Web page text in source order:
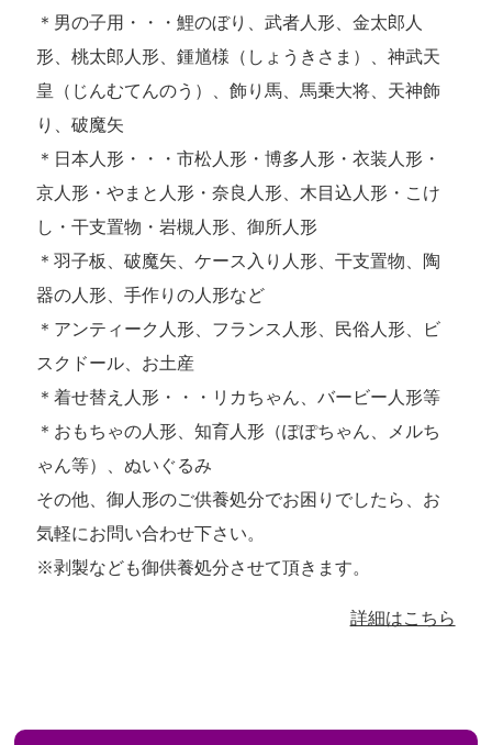
＊男の子用・・・鯉のぼり、武者人形、金太郎人
形、桃太郎人形、鍾馗様（しょうきさま）、神武天
皇（じんむてんのう）、飾り馬、馬乗大将、天神飾
り、破魔矢
＊日本人形・・・市松人形・博多人形・衣装人形・
京人形・やまと人形・奈良人形、木目込人形・こけ
し・干支置物・岩槻人形、御所人形
＊羽子板、破魔矢、ケース入り人形、干支置物、陶
器の人形、手作りの人形など
＊アンティーク人形、フランス人形、民俗人形、ビ
スクドール、お土産
＊着せ替え人形・・・リカちゃん、バービー人形等
＊おもちゃの人形、知育人形（ぽぽちゃん、メルち
ゃん等）、ぬいぐるみ
その他、御人形のご供養処分でお困りでしたら、お
気軽にお問い合わせ下さい。
※剥製なども御供養処分させて頂きます。
詳細はこちら